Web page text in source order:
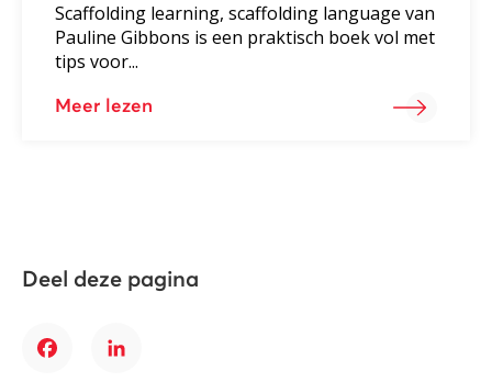
Scaffolding learning, scaffolding language van
Pauline Gibbons is een praktisch boek vol met
tips voor...
Meer lezen
Deel deze pagina
FacebookLinkedIn